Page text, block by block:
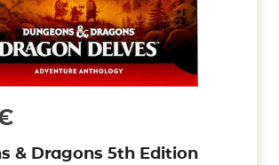
& Dragons 5th Edition